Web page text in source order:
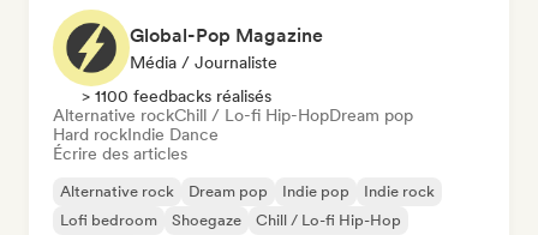
Global-Pop Magazine
Média / Journaliste
> 1100 feedbacks réalisés
Alternative rockChill / Lo-fi Hip-HopDream pop
Hard rockIndie Dance
Écrire des articles
Alternative rock Dream pop Indie pop
Indie rock
Lofi bedroom
Shoegaze
Chill / Lo-fi Hip-Hop